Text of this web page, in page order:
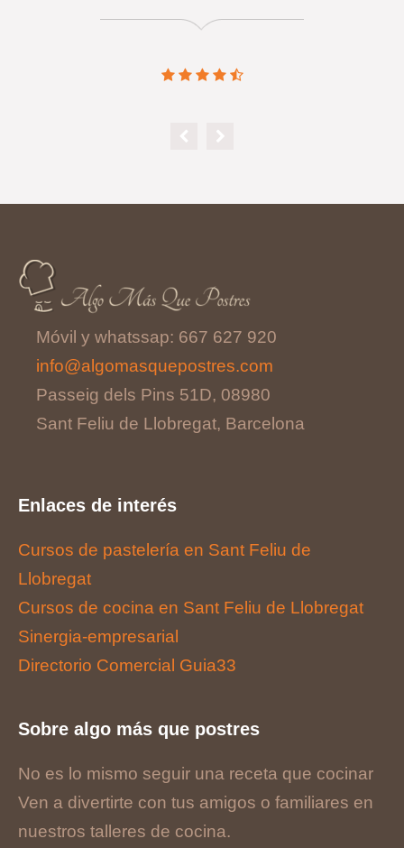
Móvil y whatssap: 667 627 920
info@algomasquepostres.com
Passeig dels Pins 51D, 08980
Sant Feliu de Llobregat, Barcelona
Enlaces de interés
Cursos de pastelería en Sant Feliu de
Llobregat
Cursos de cocina en Sant Feliu de Llobregat
Sinergia-empresarial
Directorio Comercial Guia33
Sobre algo más que postres
No es lo mismo seguir una receta que cocinar
Ven a divertirte con tus amigos o familiares en
nuestros talleres de cocina.